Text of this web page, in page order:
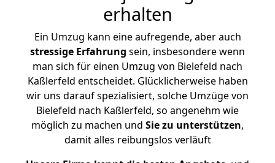
erhalten
Ein Umzug kann eine aufregende, aber auch
stressige Erfahrung sein, insbesondere wenn
man sich für einen Umzug von Bielefeld nach
Kaßlerfeld entscheidet. Glücklicherweise haben
wir uns darauf spezialisiert, solche Umzüge von
Bielefeld nach Kaßlerfeld, so angenehm wie
möglich zu machen und Sie zu unterstützen,
damit alles reibungslos verläuft